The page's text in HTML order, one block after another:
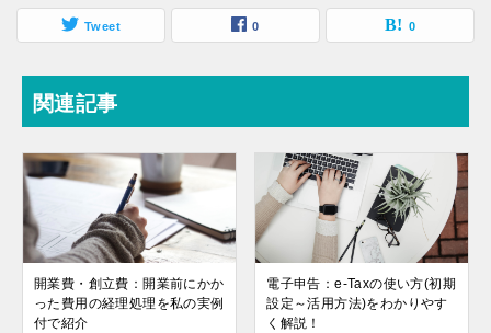
Tweet 0 0
関連記事
開業費・創立費：開業前にかか
った費用の経理処理を私の実例
付で紹介
電子申告：e-Taxの使い方(初期
設定～活用方法)をわかりやす
く解説！